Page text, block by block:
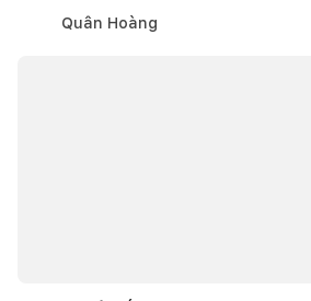
Quân Hoàng